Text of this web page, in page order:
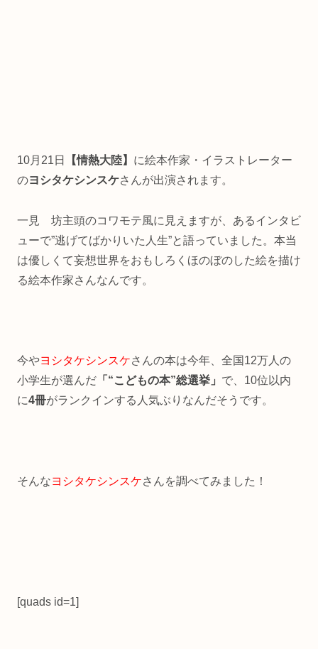
10月21日 【情熱大陸】 に絵本作家・イラストレーター
のヨシタケシンスケさんが出演されます。
一見 坊主頭のコワモテ風に見えますが、あるインタビ
ューで”逃げてばかりいた人生”と語っていました。本当
は優しくて妄想世界をおもしろくほのぼのした絵を描け
る絵本作家さんなんです。
今やヨシタケシンスケさんの本は今年、全国12万人の
小学生が選んだ 「“こどもの本”総選挙」 で、10位以内
に4冊がランクインする人気ぶりなんだそうです。
そんなヨシタケシンスケさんを調べてみました！
[quads id=1]